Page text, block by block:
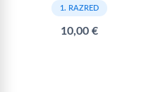
1. RAZRED
10,00 €